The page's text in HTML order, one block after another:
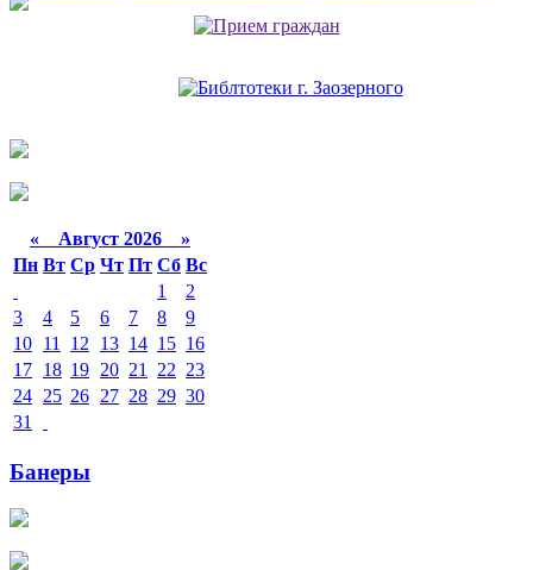
« Август 2026 »
Пн Вт Ср Чт Пт Сб Вс
1
2
3
4 5 6 7 8
9
10 11 12 13 14 15 16
17 18 19 20 21 22 23
24 25 26 27 28 29 30
31
Банеры